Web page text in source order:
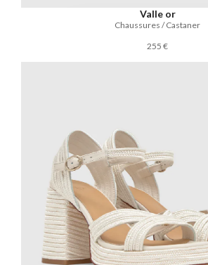
Valle or
Chaussures / Castaner
255 €